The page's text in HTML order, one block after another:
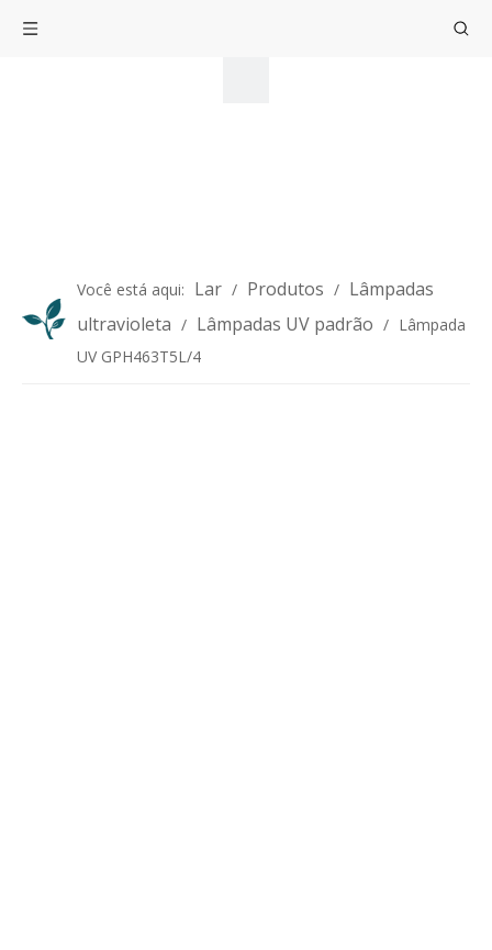
Você está aqui: Lar / Produtos / Lâmpadas
ultravioleta / Lâmpadas UV padrão / Lâmpada
UV GPH463T5L/4